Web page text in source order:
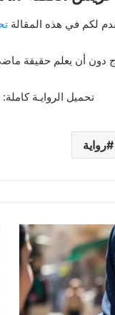
لكم في هذه المقالة
دون أن يعلم حقيقة
تحميل الروايـة كاملة:
رواية